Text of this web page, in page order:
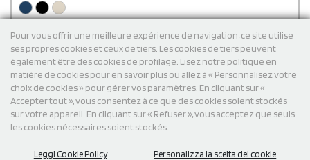
Pour vous offrir une meilleure expérience de navigation, ce site utilise
ses propres cookies et ceux de tiers. Les cookies de tiers peuvent
également être des cookies de profilage. Lisez notre politique en
matière de cookies pour en savoir plus ou allez à « Personnalisez votre
choix de cookies » pour gérer vos paramètres. En cliquant sur «
Accepter tout », vous consentez à ce que des cookies soient stockés
sur votre appareil. En cliquant sur « Refuser », vous acceptez que seuls
les cookies nécessaires soient stockés.
Leggi Cookie Policy Personalizza la scelta dei cookie
Sac de voyage Recanvas recyclé et certifié GRS de
40 L
Fabriqué en toile recyclée hydrofuge certifiée GRS, le sac de
voyage Recanvas allie durabilité et polyvalence au quotidien. Il
est doté d’un compartiment principal spacieux, d’une poche
frontale à fermeture éclair pour un accès rapide à vos objets, de
poignées souples et de bretelles réglables amovibles pour un
transport flexible. Parfait pour les séances de sport, les voyages
le week-end ou une utilisation quotidienne. Capacité : 40 litres.
€12,57par unité HT per 100 pièces
Livraison gratuite